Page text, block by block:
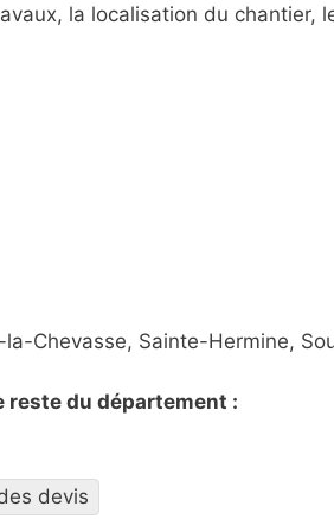
la localisation du chantier,
Chevasse, Sainte-Hermine,
reste du département :
devis